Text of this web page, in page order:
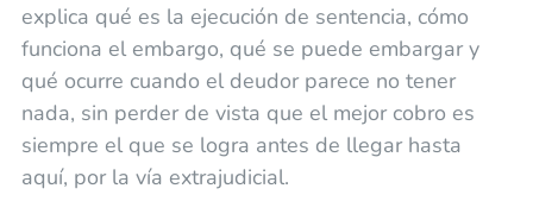
explica qué es la ejecución de sentencia, cómo
funciona el embargo, qué se puede embargar y
qué ocurre cuando el deudor parece no tener
nada, sin perder de vista que el mejor cobro es
siempre el que se logra antes de llegar hasta
aquí, por la vía extrajudicial.